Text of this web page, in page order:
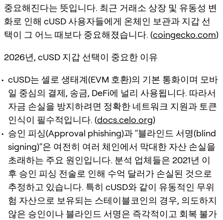
중요해진다는 뜻입니다. 최근 거래소 상장 및 유동성 변
화로 인해 cUSD 사용자들에게 온체인 보관과 지갑 선
택이 그 어느 때보다 중요해졌습니다. (coingecko.com)
2026년, cUSD 지갑 선택이 중요한 이유
cUSD는 셀로 생태계(EVM 호환)의 기본 통화이며 모바
일 중심의 결제, 송금, DeFi에 널리 사용됩니다. 따라서
자금 손실을 방지하려면 정확한 네트워크 지원과 토큰
인식이 필수적입니다. (docs.celo.org)
승인 피싱(Approval phishing)과 "블라인드 서명(blind
signing)"은 여전히 여러 체인에서 막대한 자산 손실을
초래하는 주요 원인입니다. 분석 업체들은 2021년 이
후 승인 피싱 전술로 인해 수억 달러가 손실된 것으로
추정하고 있습니다. 특히 cUSD와 같이 유동적인 무위
험 자산으로 보유되는 스테이블코인의 경우, 의도하지
않은 승인이나 블라인드 서명은 즉각적이고 회복 불가